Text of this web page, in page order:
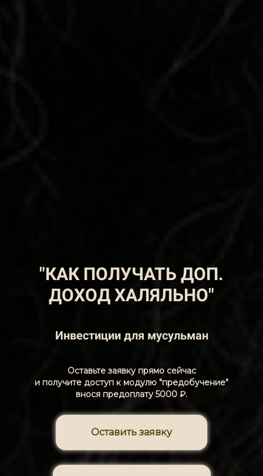
"КАК ПОЛУЧАТЬ ДОП.
ДОХОД ХАЛЯЛЬНО"
Инвестиции для мусульман
Оставьте заявку прямо сейчас
и получите доступ к модулю "предобучение"
внося предоплату 5000 ₽.
Оставить заявку